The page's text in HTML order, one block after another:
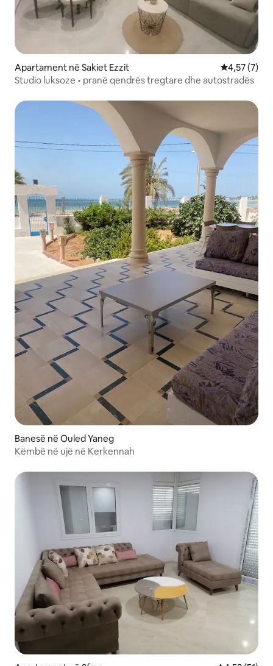
Apartament në Sakiet Ezzit Vlerësimi
4,57 (7)
Studio luksoze • pranë qendrës tregtare dhe autostradës
Banesë në Ouled Yaneg
Këmbë në ujë në Kerkennah